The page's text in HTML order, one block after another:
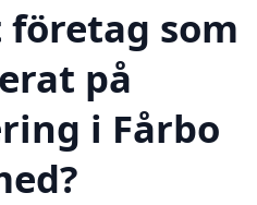
som
på
i Fårbo